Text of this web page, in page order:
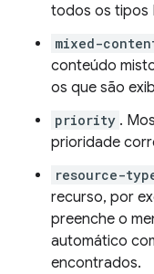
todos os tipos
mixed-
conteúdo
os que são
priority .
prioridade
resource-
recurso, por
preenche o
automático
encontrados.